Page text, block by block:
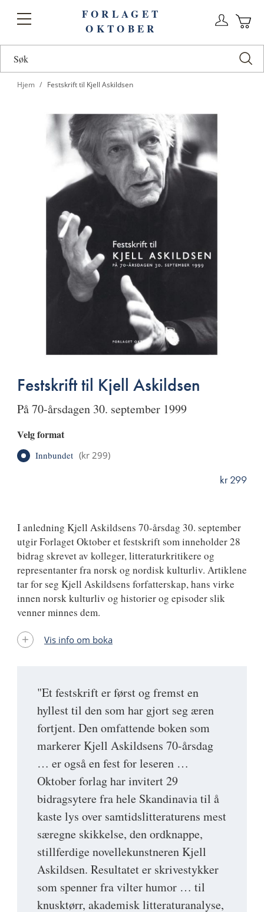
Toggle
FORLAGET
OKTOBER
Hjem Festskrift til Kjell Askildsen
Festskrift til Kjell Askildsen
på 70-årsdagen 30. september 1999
Velg format
Innbundet (kr 299)
kr 299
"Et festskrift er først og fremst en
hyllest til den som har gjort seg æren
fortjent. Den omfattende boken som
markerer Kjell Askildsens 70-årsdag
… er også en fest for leseren …
Oktober forlag har invitert 29
bidragsytere fra hele Skandinavia til å
kaste lys over samtidslitteraturens mest
særegne skikkelse, den ordknappe,
stillferdige novellekunstneren Kjell
Askildsen. Resultatet er skrivestykker
som spenner fra vilter humor … til
knusktørr, akademisk litteraturanalyse,
I anledning Kjell Askildsens 70-årsdag 30. september
utgir Forlaget Oktober et festskrift som inneholder 28
bidrag skrevet av kolleger, litteraturkritikere og
representanter fra norsk og nordisk kulturliv. Artiklene
tar for seg Kjell Askildsens forfatterskap, hans virke
innen norsk kulturliv og historier og episoder slik
venner minnes dem.
Vis info om boka